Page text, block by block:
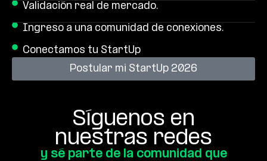
Validación real de mercado.
Ingreso a una comunidad de conexiones.
Conectamos tu StartUp
Postular mi StartUp 2026
Síguenos en
nuestras redes
y sé parte de la comunidad que